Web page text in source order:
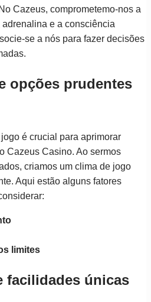
Cazeus, comprometemo-nos a
e a consciência
se a nós para fazer decisões
opções prudentes
é crucial para aprimorar
Cazeus Casino. Ao sermos
criamos um clima de jogo
Aqui estão alguns fatores
limites
facilidades únicas